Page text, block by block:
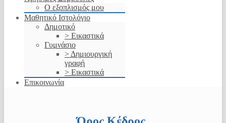
Ο εξοπλισμός μου
Μαθητικό Ιστολόγιο
Δημοτικό
> Εικαστικά
Γυμνάσιο
> Δημιουργική
γραφή
> Εικαστικά
Επικοινωνία